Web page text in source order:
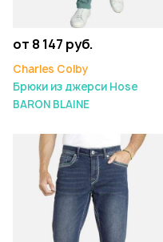
от 8 147 руб.
Charles Colby
Брюки из джерси Hose
BARON BLAINE